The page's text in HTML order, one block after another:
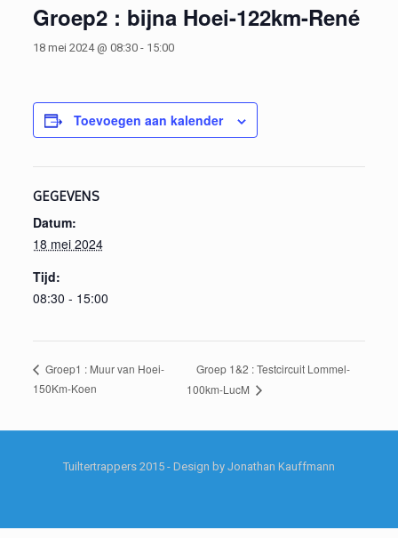
Groep2 : bijna Hoei-122km-René
18 mei 2024 @ 08:30- 15:00
Toevoegen aan kalender
GEGEVENS
Datum:
18 mei 2024
Tijd:
08:30 - 15:00
Groep1 : Muur van Hoei-
150Km-Koen
Groep 1&2 : Testcircuit Lommel-
100km-LucM
Tuiltertrappers 2015 - Design by Jonathan Kauffmann